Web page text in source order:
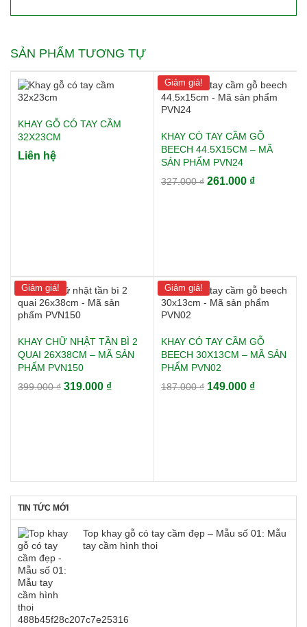
SẢN PHẨM TƯƠNG TỰ
KHAY GỖ CÓ TAY CẦM
32X23CM
Liên hệ
Giảm giá!
KHAY CÓ TAY CẦM GỖ
BEECH 44.5X15CM – MÃ
SẢN PHẨM PVN24
327.000₫ Giá
261.000 ₫Giá
Giảm giá!
KHAY CHỮ NHẬT TẦN BÌ 2
QUAI 26X38CM – MÃ SẢN
PHẨM PVN150
399.000₫ Giá
319.000 ₫Giá
Giảm giá!
KHAY CÓ TAY CẦM GỖ
BEECH 30X13CM – MÃ SẢN
PHẨM PVN02
187.000₫ Giá
149.000 ₫Giá
TIN TỨC MỚI
Top khay gỗ có tay cầm đẹp – Mẫu số 01: Mẫu
tay cầm hình thoi